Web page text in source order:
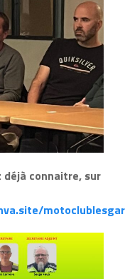
déjà connaitre, sur